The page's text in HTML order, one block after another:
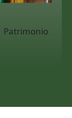
Patrimonio